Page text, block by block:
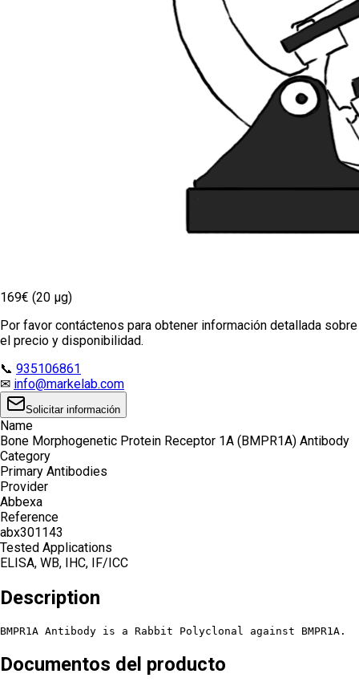
169€ (20 µg)
Por favor contáctenos para obtener información detallada sobre
el precio y disponibilidad.
📞 935106861
✉ info@markelab.com
Solicitar información
Name
Bone Morphogenetic Protein Receptor 1A (BMPR1A) Antibody
Category
Primary Antibodies
Provider
Abbexa
Reference
abx301143
Tested Applications
ELISA, WB, IHC, IF/ICC
Description
BMPR1A Antibody is a Rabbit Polyclonal against BMPR1A.
Documentos del producto